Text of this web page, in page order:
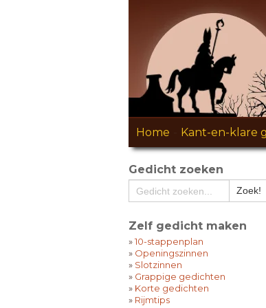
Home Kant-en-klare
Gedicht zoeken
Zelf gedicht maken
»10-stappenplan
» Openingszinnen
» Slotzinnen
» Grappige gedichten
» Korte gedichten
» Rijmtips